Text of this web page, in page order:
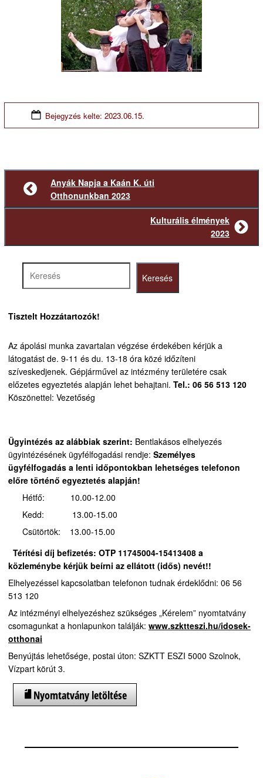
Bejegyzés kelte: 2023.06.15.
Előző
bejegyzés
Anyák Napja a Kaán K. úti
Otthonunkban 2023
bejegyzés
Kulturális élmények
2023
Keresés
Tisztelt Hozzátartozók!
Az ápolási munka zavartalan végzése érdekében kérjük a
látogatást de. 9-11 és du. 13-18 óra közé időzíteni
szíveskedjenek. Gépjárművel az intézmény területére csak
előzetes egyeztetés alapján lehet behajtani. Tel.: 06 56 513 120
Köszönettel: Vezetőség
Ügyintézés az alábbiak szerint: Bentlakásos elhelyezés
ügyintézésének ügyfélfogadási rendje: Személyes
ügyfélfogadás a lenti időpontokban lehetséges telefonon
előre történő egyeztetés alapján!
Hétfő: 10.00-12.00
Kedd: 13.00-15.00
Csütörtök: 13.00-15.00
Térítési díj befizetés: OTP 11745004-15413408 a
közleménybe kérjük beírni az ellátott (idős) nevét!!
Elhelyezéssel kapcsolatban telefonon tudnak érdeklődni: 06 56
513 120
Az intézményi elhelyezéshez szükséges „Kérelem” nyomtatvány
csomagunkat a honlapunkon találják: www.szktteszi.hu/idosek-
otthonai
Benyújtás lehetősége, postai úton: SZKTT ESZI 5000 Szolnok,
Vízpart körút 3.
Nyomtatvány letöltése